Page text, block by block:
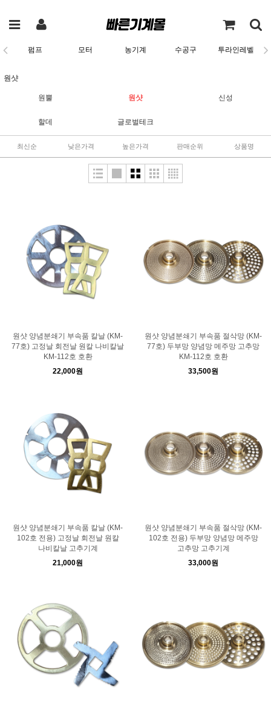
펌프 모터 농기계 수공구 투라인레벨
원샷
원뿔 원샷 신성
할데 글로벌테크
최신순 낮은가격 높은가격 판매순위 상품명
원샷 양념분쇄기 부속품 칼날 (KM-
77호) 고정날 회전날 원칼 나비칼날
KM-112호 호환
22,000원
원샷 양념분쇄기 부속품 절삭망 (KM-
77호) 두부망 양념망 메주망 고추망
KM-112호 호환
33,500원
원샷 양념분쇄기 부속품 칼날 (KM-
102호 전용) 고정날 회전날 원칼
나비칼날 고추기계
21,000원
원샷 양념분쇄기 부속품 절삭망 (KM-
102호 전용) 두부망 양념망 메주망
고추망 고추기계
33,000원